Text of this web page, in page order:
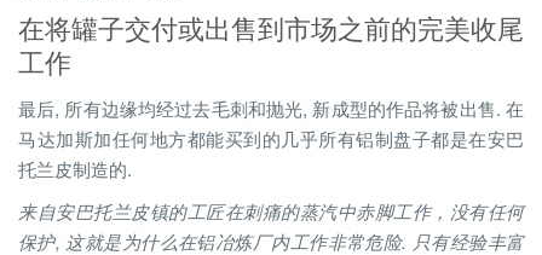
在将罐子交付或出售到市场之前的完美收尾
工作
最后, 所有边缘均经过去毛刺和抛光, 新成型的作品将被出售. 在
马达加斯加任何地方都能买到的几乎所有铝制盘子都是在安巴
托兰皮制造的.
来自安巴托兰皮镇的工匠在刺痛的蒸汽中赤脚工作，没有任何
保护, 这就是为什么在铝冶炼厂内工作非常危险. 只有经验丰富